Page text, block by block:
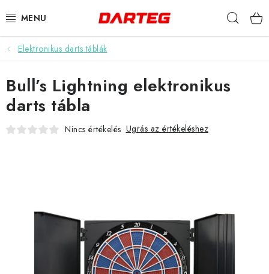
tartalomhoz
DARTS
DARTS TÁBLÁK
TARTOZÉKOK A TÁBLÁKHOZ
Elektronikus darts táblák
Bull’s Lightning elektronikus
darts tábla
Nincs értékelés Ugrás az értékeléshez